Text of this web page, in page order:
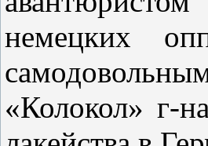
немецких
«Колокол»